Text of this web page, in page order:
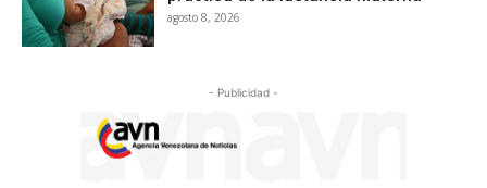
agosto 8, 2026
- Publicidad -